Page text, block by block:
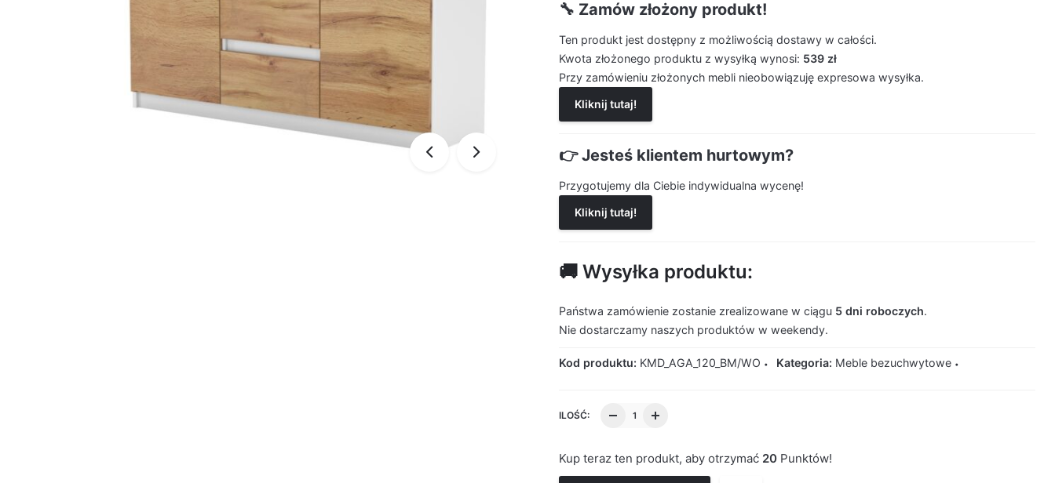
🔧 Zamów złożony produkt!
Ten produkt jest dostępny z możliwością dostawy w całości.
Kwota złożonego produktu z wysyłką wynosi: 539 zł
Przy zamówieniu złożonych mebli nieobowiązuję expresowa wysyłka.
Kliknij tutaj!
👉 Jesteś klientem hurtowym?
Przygotujemy dla Ciebie indywidualna wycenę!
Kliknij tutaj!
🚚 Wysyłka produktu:
Państwa zamówienie zostanie zrealizowane w ciągu 5 dni roboczych.
Nie dostarczamy naszych produktów w weekendy.
Kod produktu: KMD_AGA_120_BM/WO Kategoria: Meble bezuchwytowe
ILOŚĆ:
Kup teraz ten produkt, aby otrzymać 20 Punktów!